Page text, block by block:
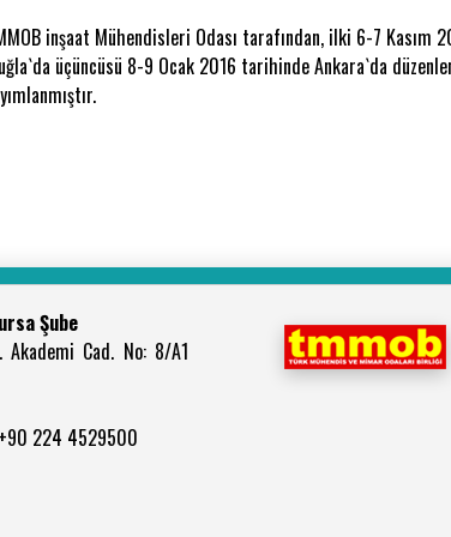
inşaat Mühendisleri Odası tarafından, ilki 6-7
üçüncüsü 8-9 Ocak 2016 tarihinde Ankara`da
Şube
Akademi Cad. No: 8/A1
224 4529500